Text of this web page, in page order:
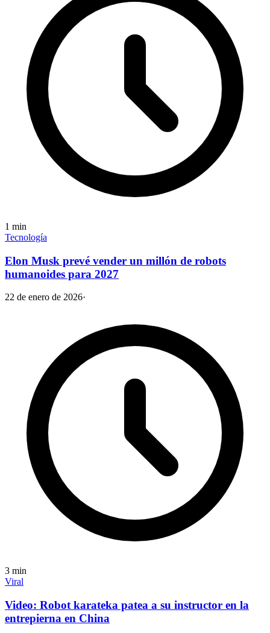
1 min
Tecnología
Elon Musk prevé vender un millón de robots
humanoides para 2027
22 de enero de 2026·
3 min
Viral
Video: Robot karateka patea a su instructor en la
entrepierna en China